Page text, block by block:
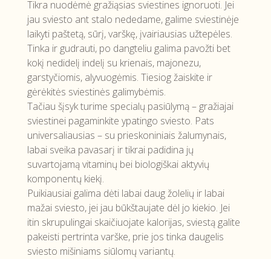
Tikra nuodėmė gražiąsias sviestines ignoruoti. Jei
jau sviesto ant stalo nededame, galime sviestinėje
laikyti paštetą, sūrį, varškę, įvairiausias užtepėles.
Tinka ir gudrauti, po dangteliu galima pavožti bet
kokį nedidelį indelį su krienais, majonezu,
garstyčiomis, alyvuogėmis. Tiesiog žaiskite ir
gėrėkitės sviestinės galimybėmis.
Tačiau šįsyk turime specialų pasiūlymą – gražiajai
sviestinei pagaminkite ypatingo sviesto. Pats
universaliausias – su prieskoniniais žalumynais,
labai sveika pavasarį ir tikrai padidina jų
suvartojamą vitaminų bei biologiškai aktyvių
komponentų kiekį.
Puikiausiai galima dėti labai daug žolelių ir labai
mažai sviesto, jei jau būkštaujate dėl jo kiekio. Jei
itin skrupulingai skaičiuojate kalorijas, sviestą galite
pakeisti pertrinta varške, prie jos tinka daugelis
sviesto mišiniams siūlomų variantų.